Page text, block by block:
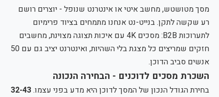
מסך מטושטש, מחשב איטי או אינטרנט שנופל - יוצרים רושם
רע שקשה לתקן. בנייט-נט אנחנו מתמחים בציוד פרימיום
לתערוכות B2B: מסכים 4K עם איכות תצוגה מצוינת, מחשבים
חזקים שמריצים כל מצגת בלי השהיות, ואינטרנט יציב גם עם 50
אנשים סביב הדוכן.
השכרת מסכים לדוכנים - הבחירה הנכונה
בחירת הגודל הנכון של המסך לדוכן היא מדע בפני עצמו.32-43